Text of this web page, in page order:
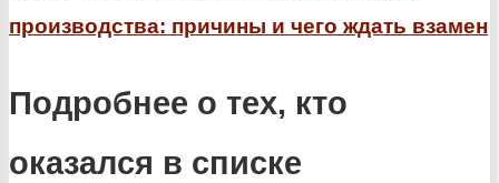
производства: причины и чего ждать взамен
Подробнее о тех, кто
оказался в списке